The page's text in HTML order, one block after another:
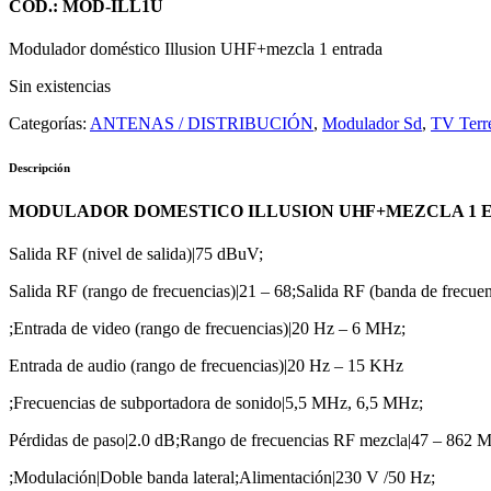
COD.: MOD-ILL1U
Modulador doméstico Illusion UHF+mezcla 1 entrada
Sin existencias
Categorías: ANTENAS / DISTRIBUCIÓN, Modulador Sd, TV
Descripción
MODULADOR DOMESTICO ILLUSION UHF+MEZCLA 1
Salida RF (nivel de salida)|75 dBuV;
Salida RF (rango de frecuencias)|21 – 68;Salida RF (banda de
;Entrada de video (rango de frecuencias)|20 Hz – 6 MHz;
Entrada de audio (rango de frecuencias)|20 Hz – 15 KHz
;Frecuencias de subportadora de sonido|5,5 MHz, 6,5 MHz;
Pérdidas de paso|2.0 dB;Rango de frecuencias RF mezcla|47 – 862
;Modulación|Doble banda lateral;Alimentación|230 V /50 Hz;